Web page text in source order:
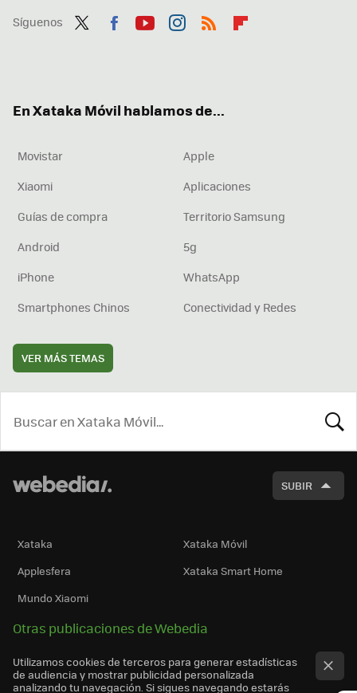
Síguenos
En Xataka Móvil hablamos de...
Movistar
Apple
Xiaomi
Aplicaciones
Guías de compra
Territorio Samsung
Android
5g
iPhone
WhatsApp
Smartphones Chinos
Conectividad y Redes
VER MÁS TEMAS
SUBIR
Xataka
Xataka Móvil
Applesfera
Xataka Smart Home
Mundo Xiaomi
Otras publicaciones de Webedia
Utilizamos cookies de terceros para generar estadísticas
de audiencia y mostrar publicidad personalizada
analizando tu navegación. Si sigues navegando estarás